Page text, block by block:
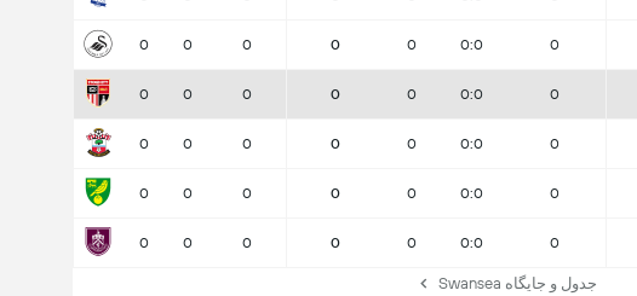
0
0:0
0
0
0
0
0
0
0:0
0
0
0
0
0
0
0:0
0
0
0
0
0
0
0:0
0
0
0
0
0
0
0:0
0
0
0
0
0
جدول و جایگاه Swansea